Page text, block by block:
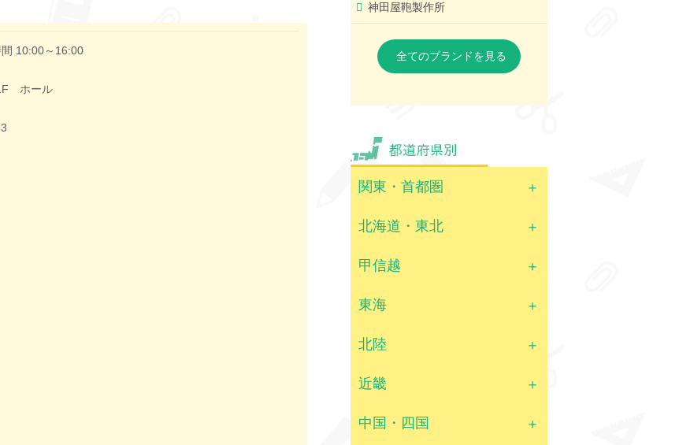
10:00～16:00
ホール
神田屋鞄製作所
全てのブランドを見る
関東・首都圏
北海道・東北
甲信越
東海
北陸
近畿
中国・四国